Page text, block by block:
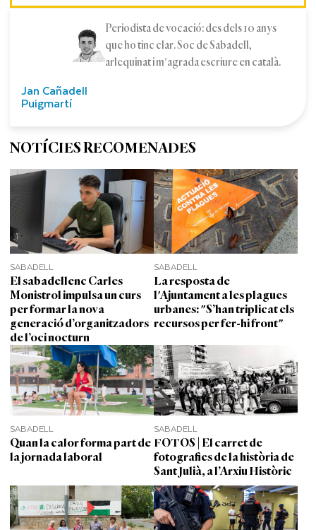
Jan Cañadell
Puigmartí
Periodista de vocació: des dels 10 anys
que ho tinc clar. Soc de Sabadell,
arlequinat i m'agrada escriure en català.
NOTÍCIES RECOMENADES
SABADELL
El sabadellenc Carles
Monistrol impulsa un curs
per formar la nova
generació d’organitzadors
de l’oci nocturn
SABADELL
La resposta de
l'Ajuntament a les plagues
urbanes: "S’han triplicat els
recursos per fer-hi front"
SABADELL
Quan la calor forma part de
la jornada laboral
SABADELL
FOTOS | El carret de
fotografies de la història de
Sant Julià, a l’Arxiu Històric